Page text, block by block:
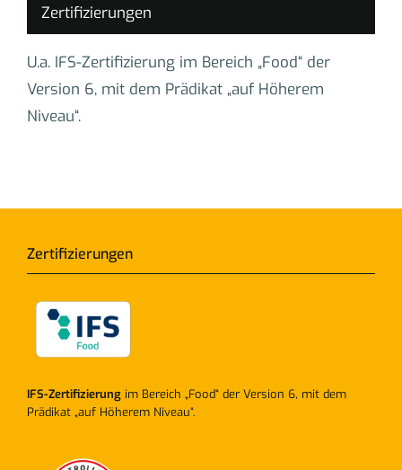
Zertifizierungen
U.a. IFS-Zertifizierung im Bereich „Food“ der
Version 6, mit dem Prädikat „auf Höherem
Niveau“.
Zertifizierungen
IFS-Zertifizierungim Bereich „Food“ der Version 6, mit dem
Prädikat „auf Höherem Niveau“.